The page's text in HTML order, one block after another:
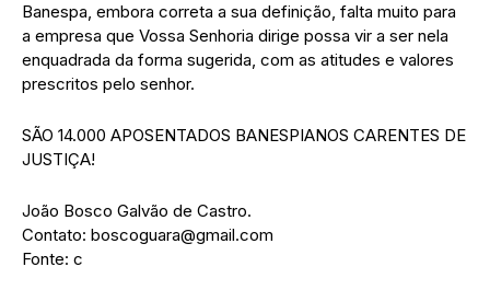
Banespa, embora correta a sua definição, falta muito para
a empresa que Vossa Senhoria dirige possa vir a ser nela
enquadrada da forma sugerida, com as atitudes e valores
prescritos pelo senhor.
SÃO 14.000 APOSENTADOS BANESPIANOS CARENTES DE
JUSTIÇA!
João Bosco Galvão de Castro.
Contato: boscoguara@gmail.com
Fonte: c